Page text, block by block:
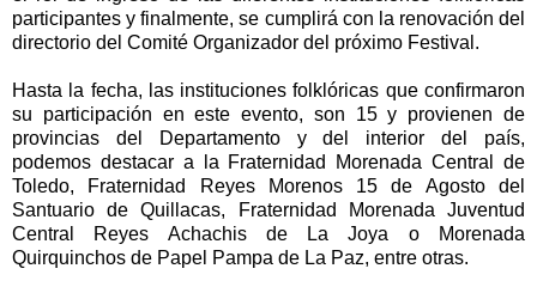
participantes y finalmente, se cumplirá con la renovación del
directorio del Comité Organizador del próximo Festival.
Hasta la fecha, las instituciones folklóricas que confirmaron
su participación en este evento, son 15 y provienen de
provincias del Departamento y del interior del país,
podemos destacar a la Fraternidad Morenada Central de
Toledo, Fraternidad Reyes Morenos 15 de Agosto del
Santuario de Quillacas, Fraternidad Morenada Juventud
Central Reyes Achachis de La Joya o Morenada
Quirquinchos de Papel Pampa de La Paz, entre otras.